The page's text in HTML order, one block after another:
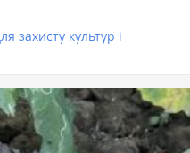
захисту культур і